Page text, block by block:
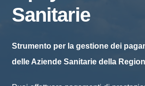
Sanitarie
Strumento per la gestione dei
delle Aziende Sanitarie della